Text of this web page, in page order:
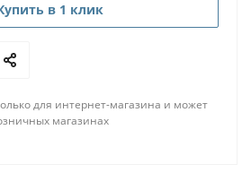
в 1 клик
для интернет-магазина и может
магазинах